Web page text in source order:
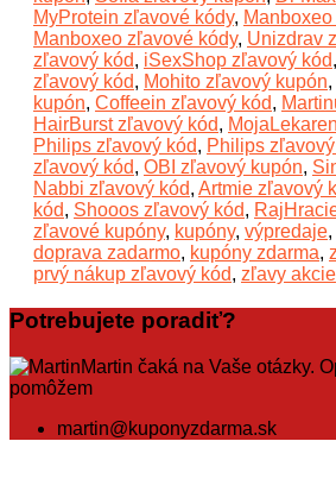
MyProtein zľavové kódy,
Manboxeo zľavové kódy, Unizdrav
zľavový kód, iSexShop zľavový kód,
zľavový kód, Mohito zľavový kupón,
kupón, Coffeein zľavový kód,
HairBurst zľavový kód,
Philips zľavový kód, Philips
zľavový kód, OBI zľavový kupón,
Nabbi zľavový kód, Artmie zľavový
kód, Shooos zľavový kód,
zľavové kupóny, kupóny, výpredaje,
doprava zadarmo, kupóny zdarma,
prvý nákup zľavový kód, zľavy akcie
Potrebujete poradiť?
Martin čaká na Vaše otázky.
pomôžem
martin@kuponyzdarma.sk